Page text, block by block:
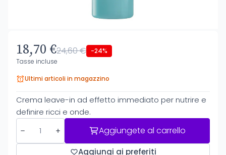
18,70 €24,60 € -24%
Tasse incluse
Ultimi articoli in magazzino
Crema leave-in ad effetto immediato per nutrire e
definire ricci e onde.
Aggiungete al carrello
Aggiungi ai preferiti